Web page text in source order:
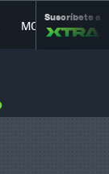
MOVILIDAD
Suscríbete a